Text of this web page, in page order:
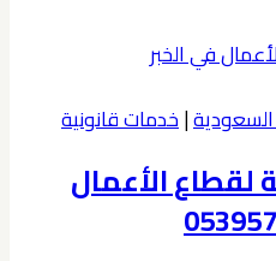
|خدمات قانونية
لقطاع الأعمال